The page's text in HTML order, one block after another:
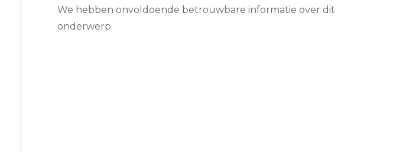
We hebben onvoldoende betrouwbare informatie over dit
onderwerp.